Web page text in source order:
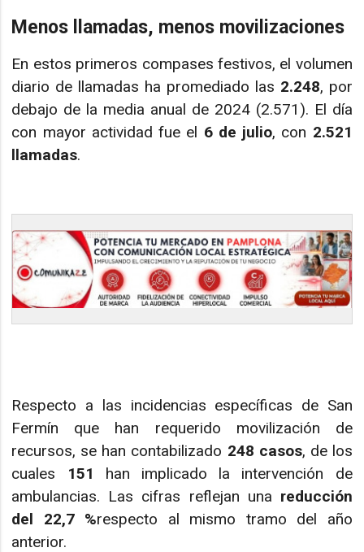
Menos llamadas, menos movilizaciones
En estos primeros compases festivos, el volumen
diario de llamadas ha promediado las 2.248, por
debajo de la media anual de 2024 (2.571). El día
con mayor actividad fue el 6 de julio, con 2.521
llamadas.
Respecto a las incidencias específicas de San
Fermín que han requerido movilización de
recursos, se han contabilizado 248 casos, de los
cuales
151
han implicado la intervención de
ambulancias. Las cifras reflejan una reducción
del 22,7 %respecto al mismo tramo del año
anterior.